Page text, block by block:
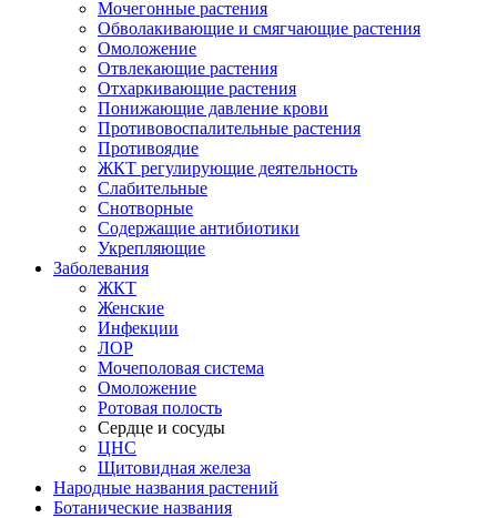
Мочегонные растения
Обволакивающие и смягчающие растения
Омоложение
Отвлекающие растения
Отхаркивающие растения
Понижающие давление крови
Противовоспалительные растения
Противоядие
ЖКТ регулирующие деятельность
Слабительные
Снотворные
Содержащие антибиотики
Укрепляющие
Заболевания
ЖКТ
Женские
Инфекции
ЛОР
Мочеполовая система
Омоложение
Ротовая полость
Сердце и сосуды
ЦНС
Щитовидная железа
Народные названия растений
Ботанические названия